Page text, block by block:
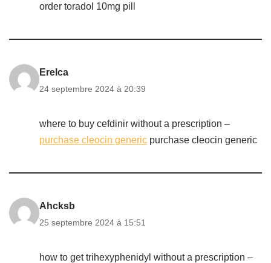
order toradol 10mg pill
Erelca
24 septembre 2024 à 20:39
where to buy cefdinir without a prescription –
purchase cleocin generic purchase cleocin generic
Ahcksb
25 septembre 2024 à 15:51
how to get trihexyphenidyl without a prescription –